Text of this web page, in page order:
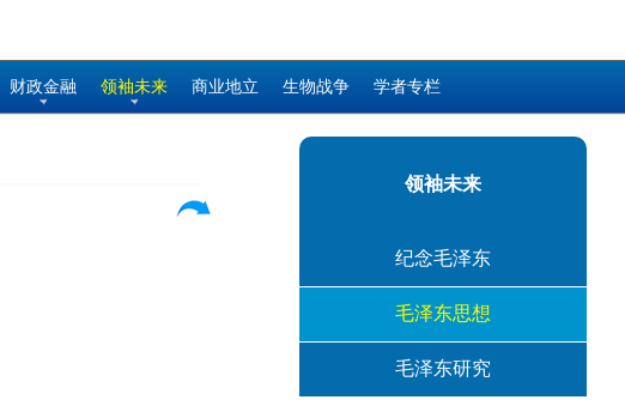
财政金融 领袖未来 商业地立 生物战争 学者专栏
领袖未来
纪念毛泽东
毛泽东思想
毛泽东研究